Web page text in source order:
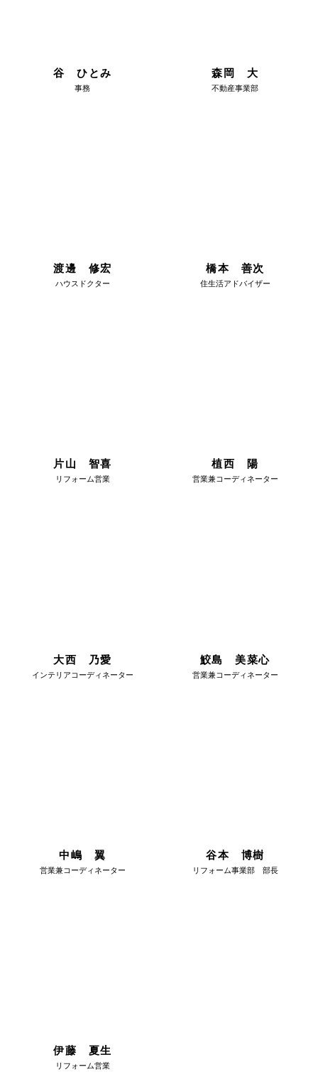
谷 ひとみ
事務
森岡 大
不動産事業部
渡邊 修宏
ハウスドクター
橋本 善次
住生活アドバイザー
片山 智喜
リフォーム営業
植西 陽
営業兼コーディネーター
大西 乃愛
インテリアコーディネーター
鮫島 美菜心
営業兼コーディネーター
中嶋 翼
営業兼コーディネーター
谷本 博樹
リフォーム事業部 部長
伊藤 夏生
リフォーム営業